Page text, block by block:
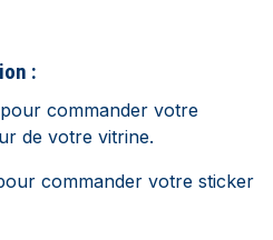
:
commander votre
de votre vitrine.
commander votre sticker